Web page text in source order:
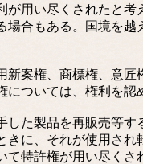
が用い尽くされたと
場合もある。国境を
案権、商標権、意匠
については、権利を
た製品を再販売等す
きに、それが使用さ
て特許権が用い尽く